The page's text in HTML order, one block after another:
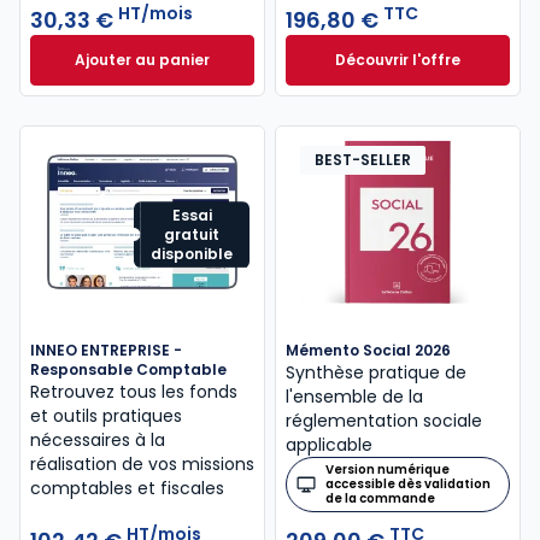
30,33 € HT/mois
Ajouter au panierMémentis Professions libérales à 30,33 €
196,80 € TTC
Découvrir l'offreL'appel expert à
Dès
Essai
gratuit
disponible
INNEO ENTREPRISE -
Responsable Comptable
Retrouvez tous les fonds
et outils pratiques
nécessaires à la
réalisation de vos missions
comptables et fiscales
HT/mois
BEST-SELLER
Mémento Social 2026
Synthèse pratique de
l'ensemble de la
réglementation sociale
applicable
Version numérique
accessible dès validation
de la commande
TTC